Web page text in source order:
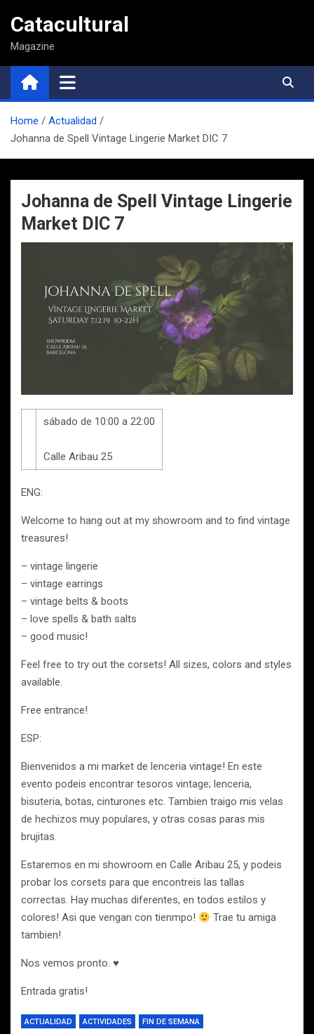
contenido
Catacultural
Magazine
Home
Actualidad
Johanna de Spell Vintage Lingerie Market DIC 7
Johanna de Spell Vintage Lingerie
Market DIC 7
sábado de 10:00 a 22:00
Calle Aribau 25
ENG:
Welcome to hang out at my showroom and to find vintage
treasures!
– vintage lingerie
– vintage earrings
– vintage belts & boots
– love spells & bath salts
– good music!
Feel free to try out the corsets! All sizes, colors and styles
available.
Free entrance!
ESP:
Bienvenidos a mi market de lenceria vintage! En este
evento podeis encontrar tesoros vintage; lenceria,
bisuteria, botas, cinturones etc. Tambien traigo mis velas
de hechizos muy populares, y otras cosas paras mis
brujitas.
Estaremos en mi showroom en Calle Aribau 25, y podeis
probar los corsets para que encontreis las tallas
correctas. Hay muchas diferentes, en todos estilos y
colores! Asi que vengan con tienmpo!
Trae tu amiga
tambien!
Nos vemos pronto. ♥
Entrada gratis!
ACTUALIDAD ACTIVIDADES FIN DE SEMANA